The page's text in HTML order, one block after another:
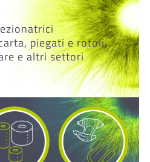
piegati e rotoli,
e altri settori